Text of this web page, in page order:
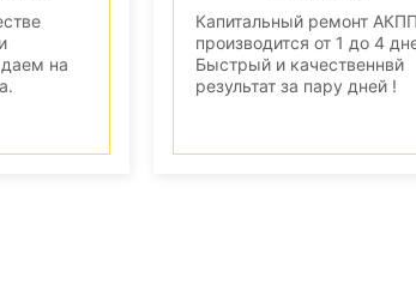
на
Капитальный ремонт АКПП
производится от 1 до 4
Быстрый и качественнвй
результат за пару дней !